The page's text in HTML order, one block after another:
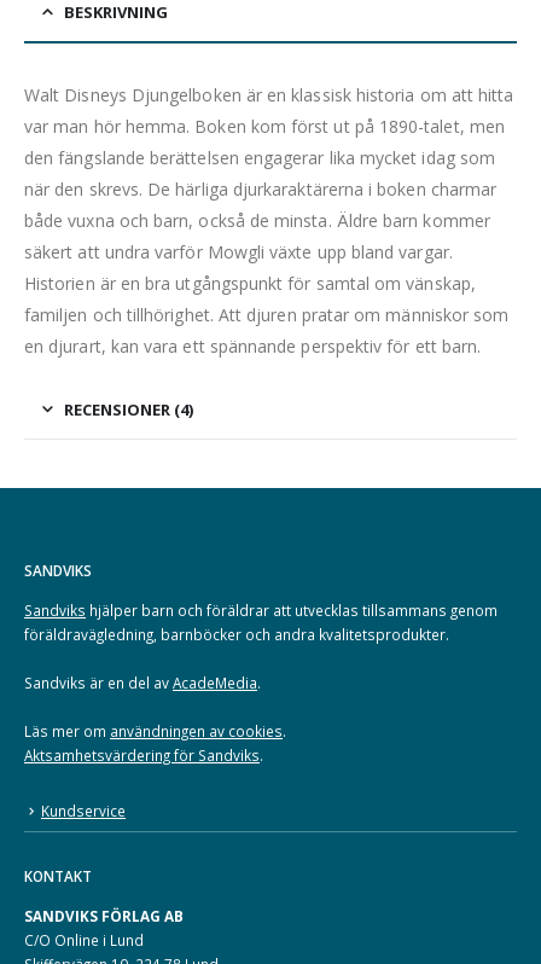
BESKRIVNING
Walt Disneys Djungelboken är en klassisk historia om att hitta
var man hör hemma. Boken kom först ut på 1890-talet, men
den fängslande berättelsen engagerar lika mycket idag som
när den skrevs. De härliga djurkaraktärerna i boken charmar
både vuxna och barn, också de minsta. Äldre barn kommer
säkert att undra varför Mowgli växte upp bland vargar.
Historien är en bra utgångspunkt för samtal om vänskap,
familjen och tillhörighet. Att djuren pratar om människor som
en djurart, kan vara ett spännande perspektiv för ett barn.
RECENSIONER (4)
SANDVIKS
Sandviks hjälper barn och föräldrar att utvecklas tillsammans genom
föräldravägledning, barnböcker och andra kvalitetsprodukter.
Sandviks är en del avAcadeMedia.
Läs mer om användningen av cookies.
Aktsamhetsvärdering för Sandviks.
Kundservice
KONTAKT
SANDVIKS FÖRLAG AB
C/O Online i Lund